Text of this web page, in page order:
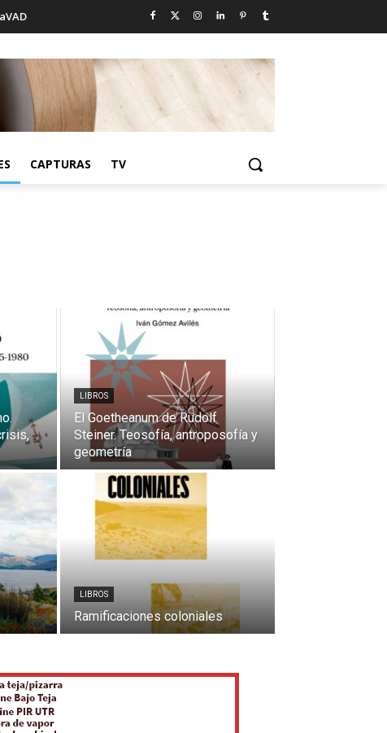
CAPTURAS TV
LIBROS
El Goetheanum de Rudolf
Steiner. Teosofía, antroposofía y
geometría
LIBROS
Ramificaciones coloniales